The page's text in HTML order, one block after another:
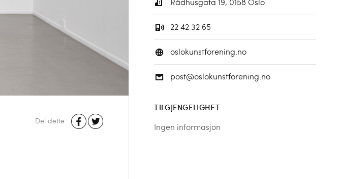
Del dette
22 42 32 65
oslokunstforening.no
post@oslokunstforening.no
TILGJENGELIGHET
Ingen informasjon